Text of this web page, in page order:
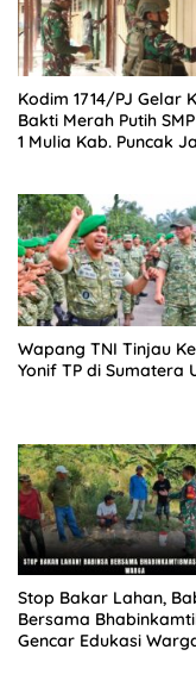
Kodim 1714/PJ Gelar
Bakti Merah Putih
1 Mulia Kab. Puncak
Wapang TNI Tinjau
Yonif TP di Sumatera
Stop Bakar Lahan,
Bersama
Gencar Edukasi